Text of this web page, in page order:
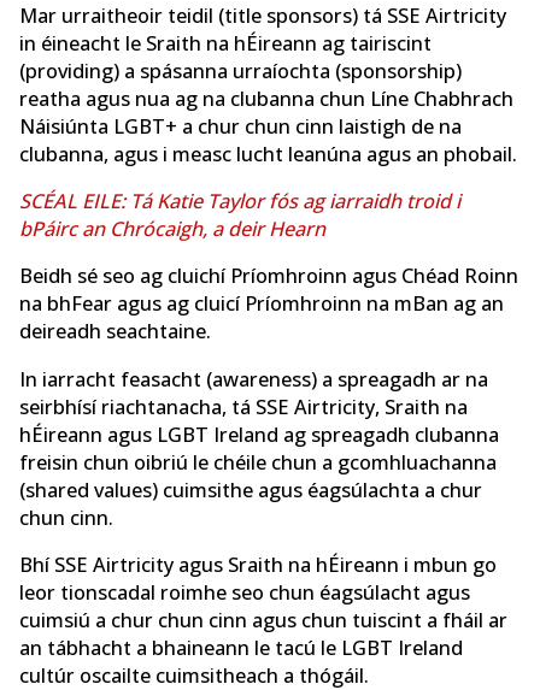
Mar urraitheoir teidil (title sponsors) tá SSE Airtricity
in éineacht le Sraith na hÉireann ag tairiscint
(providing) a spásanna urraíochta (sponsorship)
reatha agus nua ag na clubanna chun Líne Chabhrach
Náisiúnta LGBT+ a chur chun cinn laistigh de na
clubanna, agus i measc lucht leanúna agus an phobail.
SCÉAL EILE: Tá Katie Taylor fós ag iarraidh troid i
bPáirc an Chrócaigh, a deir Hearn
Beidh sé seo ag cluichí Príomhroinn agus Chéad Roinn
na bhFear agus ag cluicí Príomhroinn na mBan ag an
deireadh seachtaine.
In iarracht feasacht (awareness) a spreagadh ar na
seirbhísí riachtanacha, tá SSE Airtricity, Sraith na
hÉireann agus LGBT Ireland ag spreagadh clubanna
freisin chun oibriú le chéile chun a gcomhluachanna
(shared values) cuimsithe agus éagsúlachta a chur
chun cinn.
Bhí SSE Airtricity agus Sraith na hÉireann i mbun go
leor tionscadal roimhe seo chun éagsúlacht agus
cuimsiú a chur chun cinn agus chun tuiscint a fháil ar
an tábhacht a bhaineann le tacú le LGBT Ireland
cultúr oscailte cuimsitheach a thógáil.